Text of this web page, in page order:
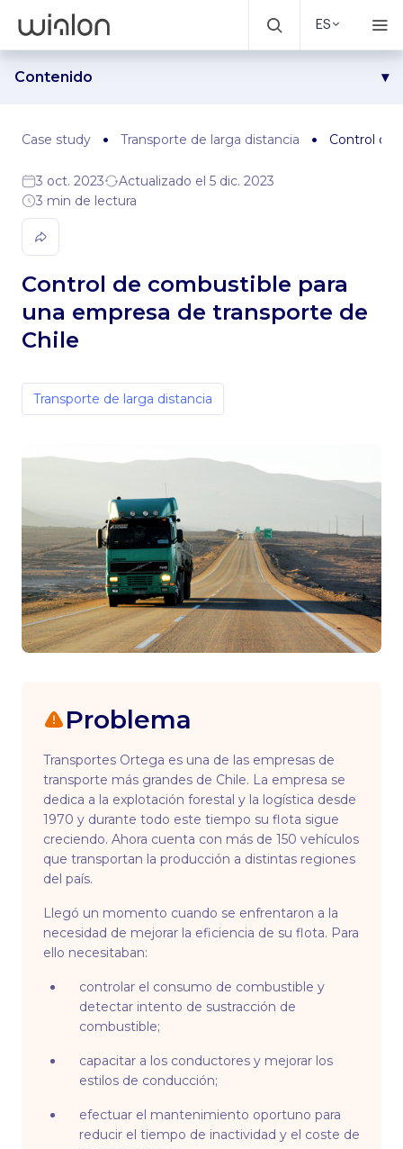
ES
Contenido
Solución
Case study Transporte de larga distancia Control de
3 oct. 2023
Actualizado el 5 dic. 2023
3 min de lectura
Control de combustible para
una empresa de transporte de
Chile
Transporte de larga distancia
Problema
Transportes Ortega es una de las empresas de
transporte más grandes de Chile. La empresa se
dedica a la explotación forestal y la logística desde
1970 y durante todo este tiempo su flota sigue
creciendo. Ahora cuenta con más de 150 vehículos
que transportan la producción a distintas regiones
del país.
Llegó un momento cuando se enfrentaron a la
necesidad de mejorar la eficiencia de su flota. Para
ello necesitaban:
controlar el consumo de combustible y
detectar intento de sustracción de
combustible;
capacitar a los conductores y mejorar los
estilos de conducción;
efectuar el mantenimiento oportuno para
reducir el tiempo de inactividad y el coste de